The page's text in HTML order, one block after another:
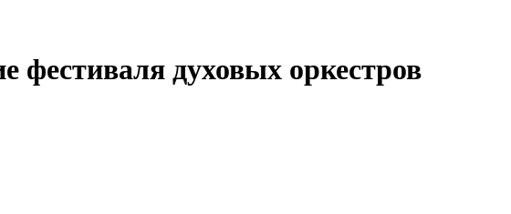
фестиваля духовых оркестров